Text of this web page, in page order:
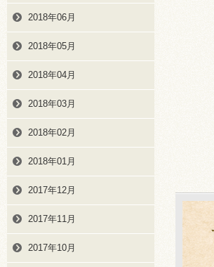
2018年06月
2018年05月
2018年04月
2018年03月
2018年02月
2018年01月
2017年12月
2017年11月
2017年10月